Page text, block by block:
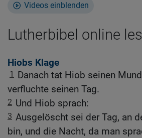
Videos einblenden
Lutherbibel online
Hiobs Klage
1
Danach tat Hiob seinen
verfluchte seinen Tag.
2 Und Hiob sprach:
3 Ausgelöscht sei der Tag, an
bin, und die Nacht, da man